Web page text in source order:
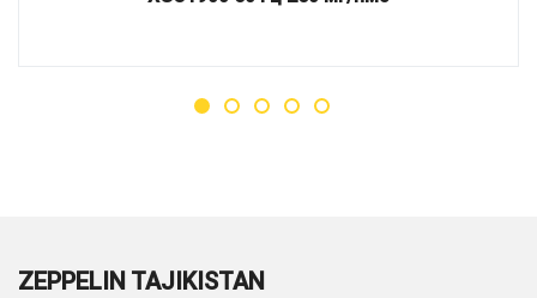
ZEPPELIN TAJIKISTAN